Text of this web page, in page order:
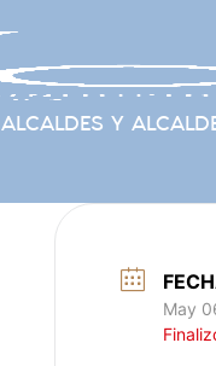
ALCALDES Y
May